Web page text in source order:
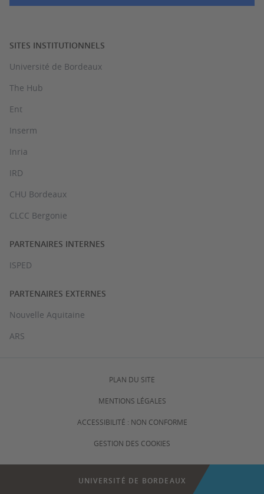
SITES INSTITUTIONNELS
Université de Bordeaux
The Hub
Ent
Inserm
Inria
IRD
CHU Bordeaux
CLCC Bergonie
PARTENAIRES INTERNES
ISPED
PARTENAIRES EXTERNES
Nouvelle Aquitaine
ARS
PLAN DU SITE
MENTIONS LÉGALES
ACCESSIBILITÉ : NON CONFORME
GESTION DES COOKIES
UNIVERSITÉ DE BORDEAUX